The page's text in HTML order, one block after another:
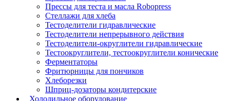
Прессы для теста и масла Robopress
Стеллажи для хлеба
Тестоделители гидравлические
Тестоделители непрерывного действия
Тестоделители-округлители гидравлические
Тестоокруглители, тестоокруглители конические
Ферментаторы
Фритюрницы для пончиков
Хлеборезки
Шприц-дозаторы кондитерские
Холодильное оборудование